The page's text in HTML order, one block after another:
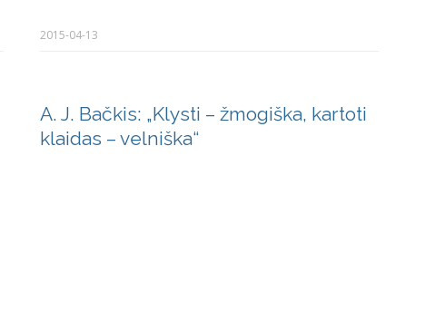
2015-04-13
A. J. Bačkis: „Klysti – žmogiška, kartoti
klaidas – velniška“